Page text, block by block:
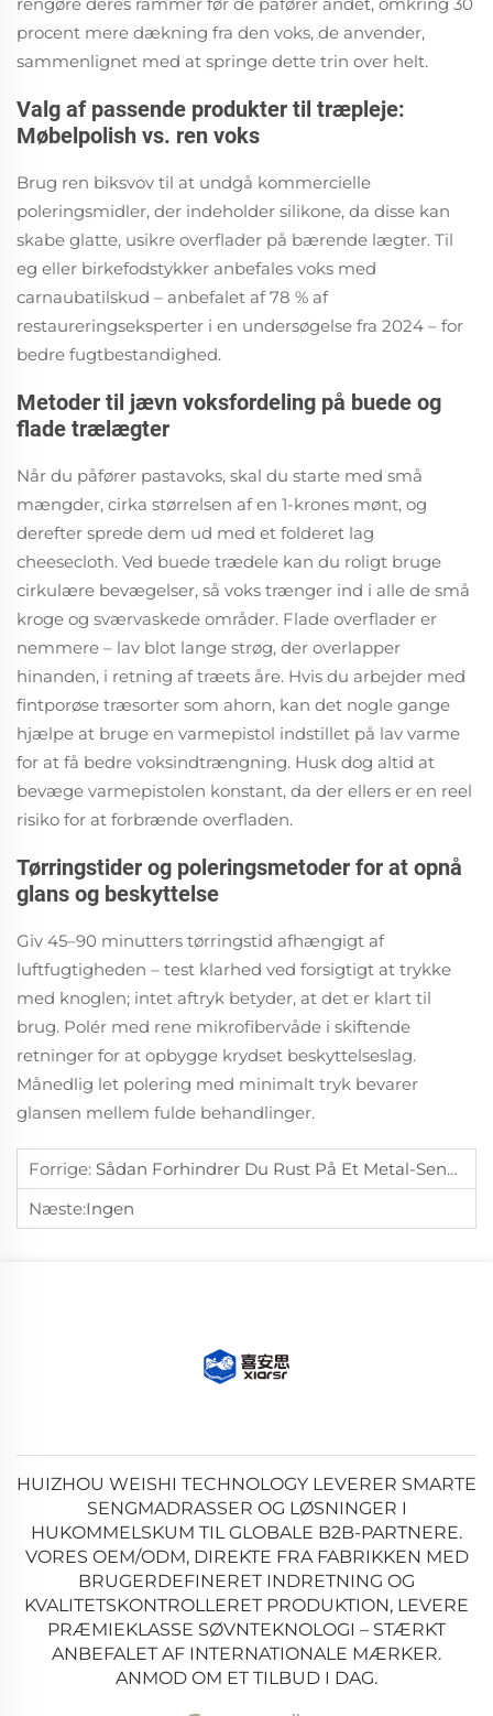
procent mere dækning fra den voks, de anvender,
sammenlignet med at springe dette trin over helt.
Valg af passende produkter til træpleje:
Møbelpolish vs. ren voks
Brug ren biksvov til at undgå kommercielle
poleringsmidler, der indeholder silikone, da disse kan
skabe glatte, usikre overflader på bærende lægter. Til
eg eller birkefodstykker anbefales voks med
carnaubatilskud – anbefalet af 78 % af
restaureringseksperter i en undersøgelse fra 2024 – for
bedre fugtbestandighed.
Metoder til jævn voksfordeling på buede og
flade trælægter
Når du påfører pastavoks, skal du starte med små
mængder, cirka størrelsen af en 1-krones mønt, og
derefter sprede dem ud med et folderet lag
cheesecloth. Ved buede trædele kan du roligt bruge
cirkulære bevægelser, så voks trænger ind i alle de små
kroge og sværvaskede områder. Flade overflader er
nemmere – lav blot lange strøg, der overlapper
hinanden, i retning af træets åre. Hvis du arbejder med
fintporøse træsorter som ahorn, kan det nogle gange
hjælpe at bruge en varmepistol indstillet på lav varme
for at få bedre voksindtrængning. Husk dog altid at
bevæge varmepistolen konstant, da der ellers er en reel
risiko for at forbrænde overfladen.
Tørringstider og poleringsmetoder for at opnå
glans og beskyttelse
Giv 45–90 minutters tørringstid afhængigt af
luftfugtigheden – test klarhed ved forsigtigt at trykke
med knoglen; intet aftryk betyder, at det er klart til
brug. Polér med rene mikrofibervåde i skiftende
retninger for at opbygge krydset beskyttelseslag.
Månedlig let polering med minimalt tryk bevarer
glansen mellem fulde behandlinger.
Forrige: Sådan Forhindrer Du Rust På Et Metal-Sengeunderstel Under Daglig Brug
Næste:Ingen
HUIZHOU WEISHI TECHNOLOGY LEVERER SMARTE
SENGMADRASSER OG LØSNINGER I
HUKOMMELSKUM TIL GLOBALE B2B-PARTNERE.
VORES OEM/ODM, DIREKTE FRA FABRIKKEN MED
BRUGERDEFINERET INDRETNING OG
KVALITETSKONTROLLERET PRODUKTION, LEVERE
PRÆMIEKLASSE SØVNTEKNOLOGI – STÆRKT
ANBEFALET AF INTERNATIONALE MÆRKER.
ANMOD OM ET TILBUD I DAG.